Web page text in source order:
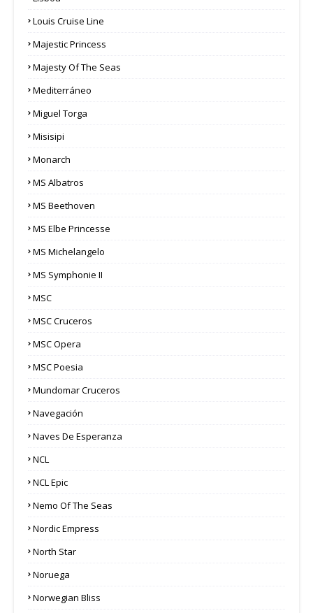
Louis Cruise Line
Majestic Princess
Majesty Of The Seas
Mediterráneo
Miguel Torga
Misisipi
Monarch
MS Albatros
MS Beethoven
MS Elbe Princesse
MS Michelangelo
MS Symphonie II
MSC
MSC Cruceros
MSC Opera
MSC Poesia
Mundomar Cruceros
Navegación
Naves De Esperanza
NCL
NCL Epic
Nemo Of The Seas
Nordic Empress
North Star
Noruega
Norwegian Bliss